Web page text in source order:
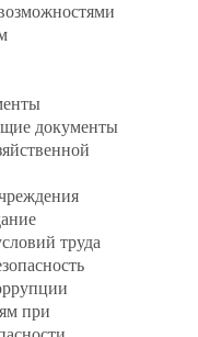
документы
труда
при